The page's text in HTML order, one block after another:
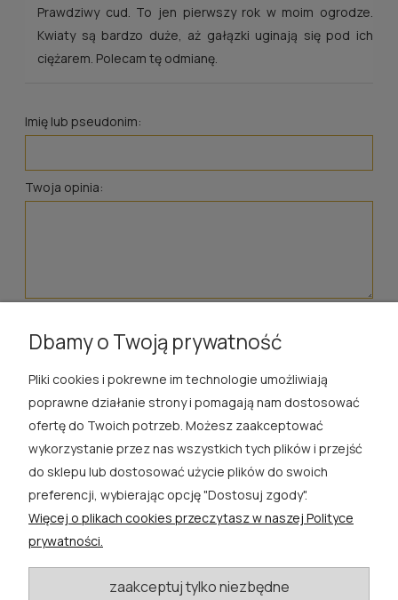
Prawdziwy cud. To jen pierwszy rok w moim ogrodze.
Kwiaty są bardzo duże, aż gałązki uginają się pod ich
ciężarem. Polecam tę odmianę.
Imię lub pseudonim:
Twoja opinia:
ROSA ĆWIK
SKLEP
EXTRA
KATEGORIE BLOGU
Dbamy o Twoją prywatność
Pliki cookies i pokrewne im technologie umożliwiają
poprawne działanie strony i pomagają nam dostosować
ofertę do Twoich potrzeb. Możesz zaakceptować
wykorzystanie przez nas wszystkich tych plików i przejść
do sklepu lub dostosować użycie plików do swoich
preferencji, wybierając opcję "Dostosuj zgody".
Więcej o plikach cookies przeczytasz w naszej Polityce
prywatności.
zaakceptuj tylko niezbędne